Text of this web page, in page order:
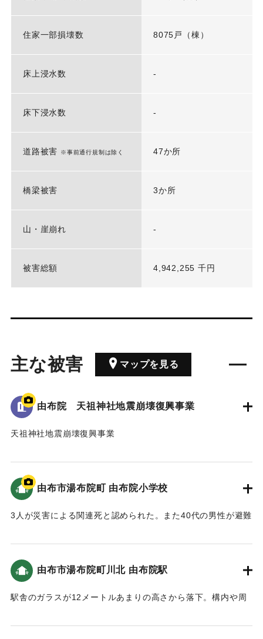
住家一部損壊数 8075戸（棟）
床上浸水数 -
床下浸水数 -
道路被害 ※事前通行規制は除く 47か所
橋梁被害 3か所
山・崖崩れ -
被害総額 4,942,255 千円
主な被害 マップを見る
由布院 天祖神社地震崩壊復興事業
天祖神社地震崩壊復興事業
天祖神社総代
平成二十八年四月十六日一時二十五分熊本・大分地震が起
が崩壊したので修復した。
【出典：碑文】
2018/4/16｜固有コード:01199120
由布市湯布院町 由布院小学校
3人が災害による関連死と認められた。また40代の男性が避難
宅の全壊1、半壊132棟などの被害があった。
【出典：NHK災害記録マップ】
｜固有コード: 01199119
由布市湯布院町川北 由布院駅
駅舎のガラスが12メートルあまりの高さから落下。構内や周
すぎに震度3の揺れを観測した地震でも割れ残ったガラスの一